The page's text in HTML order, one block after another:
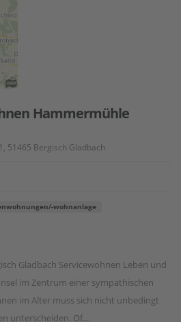
Hammermühle
51465 Bergisch Gladbach
wohnanlage
Gladbach Servicewohnen Leben und
im Zentrum einer sympathischen
im Alter muss sich nicht unbedingt
unterscheiden. Of...